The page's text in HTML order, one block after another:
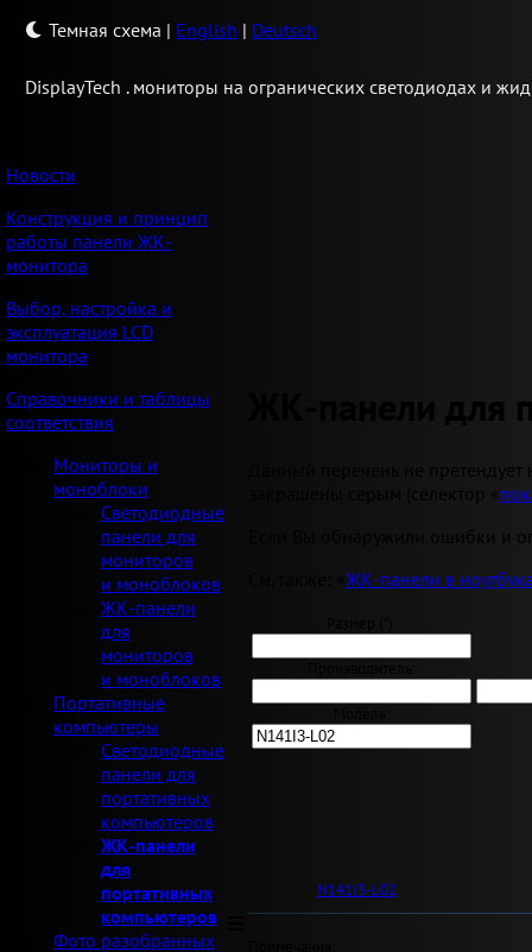
Темная схема | English | Deutsch
DisplayTech . мониторы на огранических светодиодах и
Новости
Конструкция и принцип
работы панели ЖК-
монитора
Выбор, настройка и
эксплуатация LCD
монитора
Справочники и таблицы
соответствия
Мониторы и
моноблоки
Светодиодные
панели для
мониторов
и моноблоков
ЖК-панели
для
мониторов
и моноблоков
Портативные
компьютеры
Светодиодные
панели для
портативных
компьютеров
ЖК-панели
для
портативных
компьютеров
Фото разобранных
ЖК-панели для
Данный перечень не
Если Вы обнаружили ошибки и
ЖК-панели в
N141I3-L02